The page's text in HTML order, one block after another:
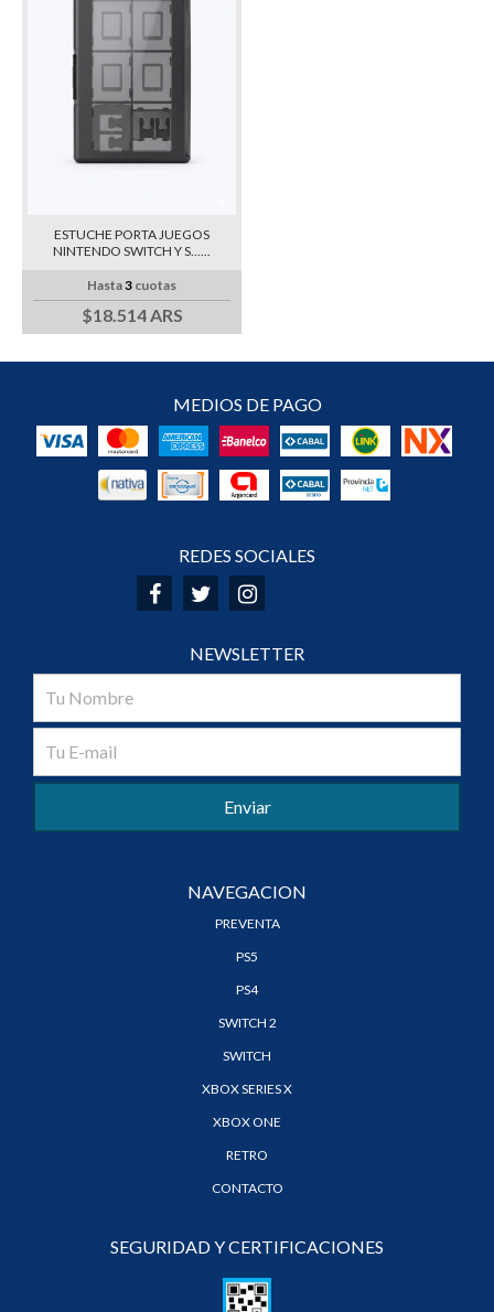
ESTUCHE PORTA JUEGOS
NINTENDO SWITCH Y S......
Hasta3 cuotas
$18.514 ARS
MEDIOS DE PAGO
REDES SOCIALES
NEWSLETTER
NAVEGACION
PREVENTA
PS5
PS4
SWITCH 2
SWITCH
XBOX SERIES X
XBOX ONE
RETRO
CONTACTO
SEGURIDAD Y CERTIFICACIONES